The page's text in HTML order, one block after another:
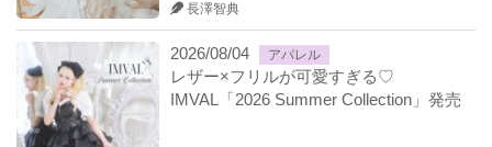
長澤智典
2026/08/04 アパレル
レザー×フリルが可愛すぎる♡
IMVAL「2026 Summer Collection」発売